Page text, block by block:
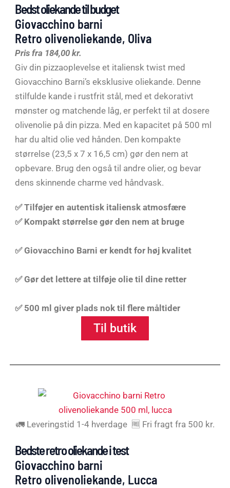
Bedst oliekande til budget
Giovacchino barni
Retro olivenoliekande, Oliva
Pris fra 184,00 kr.
Giv din pizzaoplevelse et italiensk twist med
Giovacchino Barni’s eksklusive oliekande. Denne
stilfulde kande i rustfrit stål, med et dekorativt
mønster og matchende låg, er perfekt til at dosere
olivenolie på din pizza. Med en kapacitet på 500 ml
har du altid olie ved hånden. Den kompakte
størrelse (23,5 x 7 x 16,5 cm) gør den nem at
opbevare. Brug den også til andre olier, og bevar
dens skinnende charme ved håndvask.
✅Tilføjer en autentisk italiensk atmosfære
✅ Kompakt størrelse gør den nem at bruge
✅ Giovacchino Barni er kendt for høj kvalitet
✅ Gør det lettere at tilføje olie til dine retter
✅ 500 ml giver plads nok til flere måltider
Til butik
🚛 Leveringstid 1-4 hverdage 🆓 Fri fragt fra 500 kr.
Bedste retro oliekande i test
Giovacchino barni
Retro olivenoliekande, Lucca